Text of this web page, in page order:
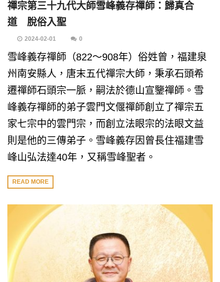
禪宗第三十九代大師雪峰義存禪師：歸真合
道 脫俗入聖
2024-02-01 0
雪峰義存禪師（822～908年）俗姓曾，福建泉
州南安縣人，唐末五代禪宗大師，秉承石頭希
遷禪師石頭宗一脈，嗣法於德山宣鑒禪師。雪
峰義存禪師的弟子雲門文偃禪師創立了禪宗五
家七宗中的雲門宗，而創立法眼宗的法眼文益
則是他的三傳弟子。雪峰義存因曾長住福建雪
峰山弘法達40年，又稱雪峰聖者。
READ MORE